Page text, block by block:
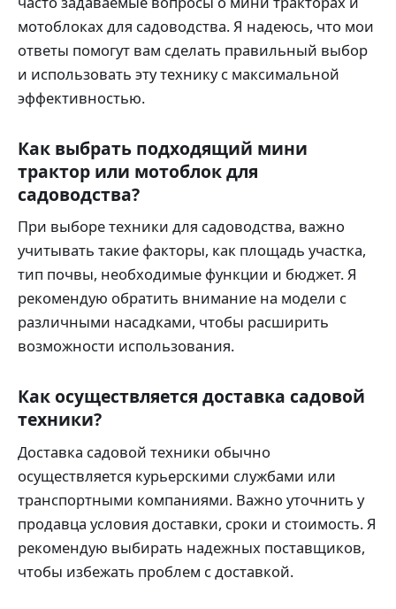
мотоблоках для садоводства. Я надеюсь, что мои
ответы помогут вам сделать правильный выбор
и использовать эту технику с максимальной
эффективностью.
Как выбрать подходящий мини
трактор или мотоблок для
садоводства?
При выборе техники для садоводства, важно
учитывать такие факторы, как площадь участка,
тип почвы, необходимые функции и бюджет. Я
рекомендую обратить внимание на модели с
различными насадками, чтобы расширить
возможности использования.
Как осуществляется доставка садовой
техники?
Доставка садовой техники обычно
осуществляется курьерскими службами или
транспортными компаниями. Важно уточнить у
продавца условия доставки, сроки и стоимость. Я
рекомендую выбирать надежных поставщиков,
чтобы избежать проблем с доставкой.